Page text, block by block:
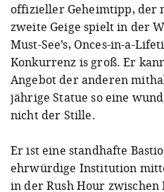
offizieller Geheimtipp, der
zweite Geige spielt in der
Must-See’s, Onces-in-a-
Konkurrenz is groß. Er
Angebot der anderen
jährige Statue so eine
nicht der Stille.
Er ist eine standhafte
ehrwürdige Institution
in der Rush Hour